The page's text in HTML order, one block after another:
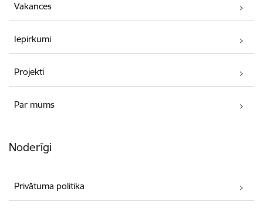
Vakances
Iepirkumi
Projekti
Par mums
Noderīgi
Privātuma politika